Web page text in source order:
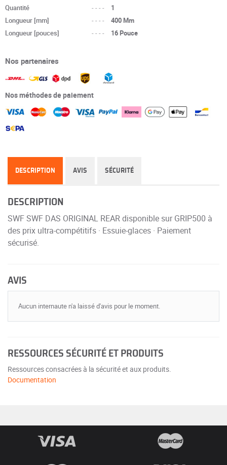
Quantité
----
1
Longueur [mm]
----
400 Mm
Longueur [pouces]
---- 16 Pouce
Nos partenaires
Nos méthodes de paiement
DESCRIPTION AVIS SÉCURITÉ
DESCRIPTION
SWF SWF DAS ORIGINAL REAR disponible sur GRIP500 à
des prix ultra-compétitifs · Essuie-glaces · Paiement
sécurisé.
AVIS
Aucun internaute n'a laissé d'avis pour le moment.
RESSOURCES SÉCURITÉ ET PRODUITS
Ressources consacrées à la sécurité et aux produits.
Documentation